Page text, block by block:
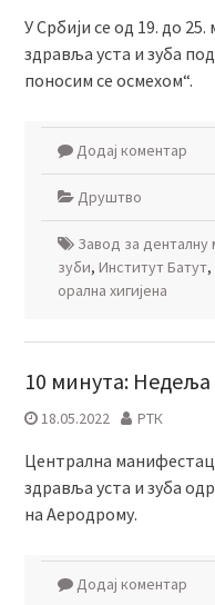
У Србији се од 19. до
здравља уста и зуба
поносим се осмехом“.
Додај коментар
Друштво
Завод за
зуби, Институт Батут,
орална хигијена
10 минута: Недељa
18.05.2022 РТК
Централна
здравља уста и зуба
на Аеродрому.
Додај коментар